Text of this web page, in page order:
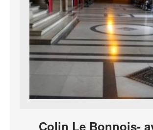
Colin Le Bonnois-